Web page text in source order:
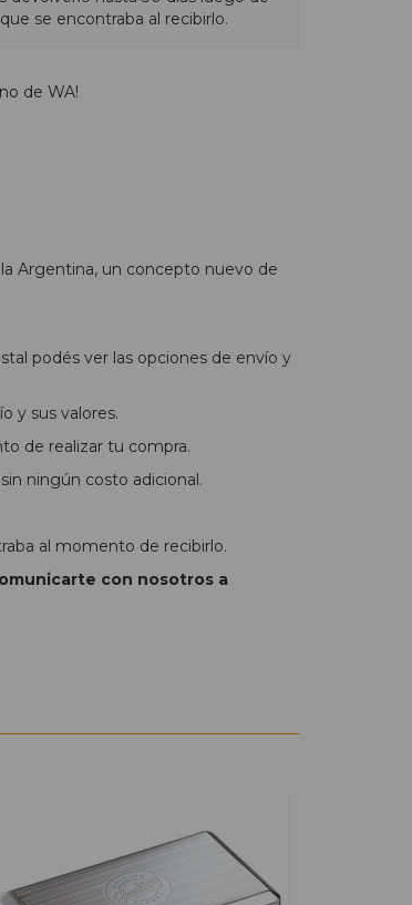
se encontraba al recibirlo.
de WA!
Argentina, un concepto nuevo de
podés ver las opciones de envío y
y sus valores.
de realizar tu compra.
ningún costo adicional.
al momento de recibirlo.
con nosotros a